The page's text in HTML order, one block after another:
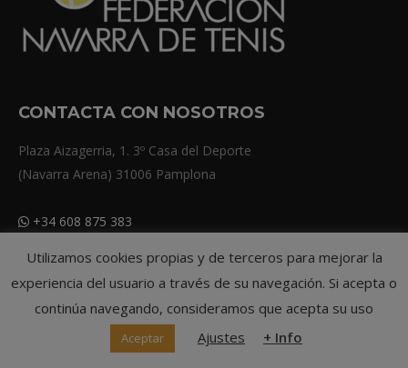
CONTACTA CON NOSOTROS
Plaza Aizagerria, 1. 3º Casa del Deporte
(Navarra Arena) 31006 Pamplona
+34 608 875 383
POLITICAS DE LA WEB
Política de Privacidad
Utilizamos cookies propias y de terceros para mejorar la
experiencia del usuario a través de su navegación. Si acepta o
continúa navegando, consideramos que acepta su uso
Aceptar Ajustes + Info